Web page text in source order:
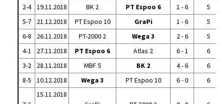
2-4
19.11.2018 BK 2 PT Espoo 6 1 - 6
5
5-7
21.12.2018 PT Espoo 10 GraPi 1 - 6
5
6-8
26.11.2018 PT-2000 2 Wega 3 2 - 6
5
4-1
27.11.2018 PT Espoo 6 Atlas 2 6 - 1
6
3-2
28.11.2018 MBF 5 BK 2 4 - 6
6
8-5
10.12.2018 Wega 3 PT Espoo 10 6 - 0 6
15.11.2018